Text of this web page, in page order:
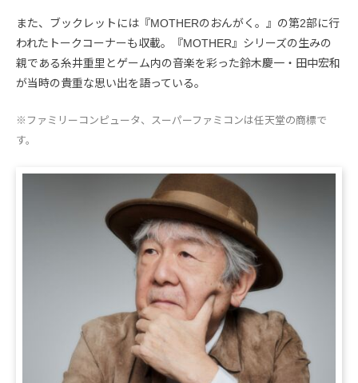
また、ブックレットには『MOTHERのおんがく。』の第2部に行
われたトークコーナーも収載。『MOTHER』シリーズの生みの
親である糸井重里とゲーム内の音楽を彩った鈴木慶一・田中宏和
が当時の貴重な思い出を語っている。
※ファミリーコンピュータ、スーパーファミコンは任天堂の商標で
す。